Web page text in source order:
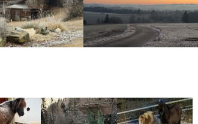
versionShow larger versionShow larger version